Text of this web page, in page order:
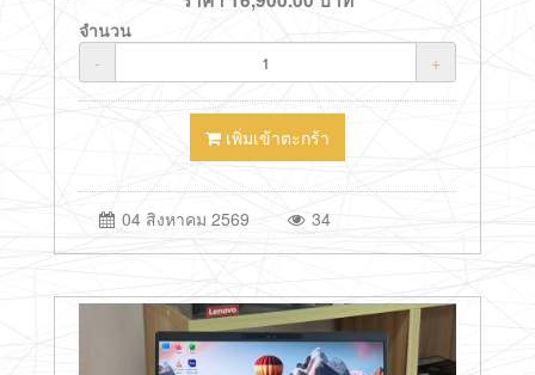
จำนวน
-
+
เพิ่มเข้าตะกร้า
04 สิงหาคม 2569 34